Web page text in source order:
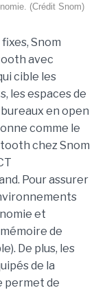
(Crédit Snom)
Snom
avec
cible les
les espaces de
en open
comme le
chez Snom
Pour assurer
et
de
De plus, les
de la
permet de